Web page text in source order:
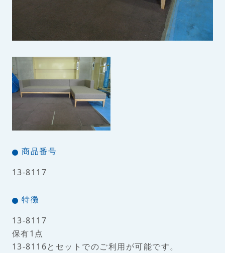
商品番号
13-8117
特徴
13-8117
保有1点
13-8116とセットでのご利用が可能です。